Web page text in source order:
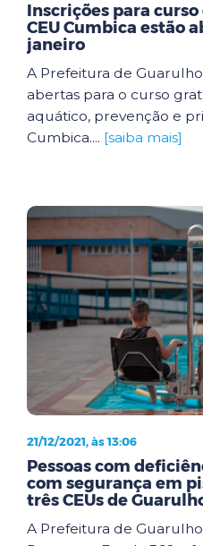
Inscrições para
CEU Cumbica estão
janeiro
A Prefeitura de
abertas para o curso
aquático, prevenção e
Cumbica.... [saiba mais]
21/12/2021, às 13:06
Pessoas com
com segurança em
três CEUs de
A Prefeitura de